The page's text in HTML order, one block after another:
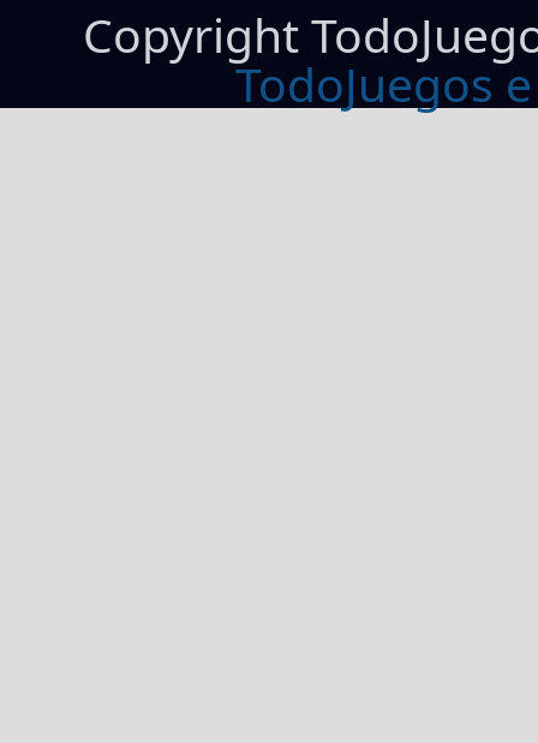
Copyright
TodoJuegos